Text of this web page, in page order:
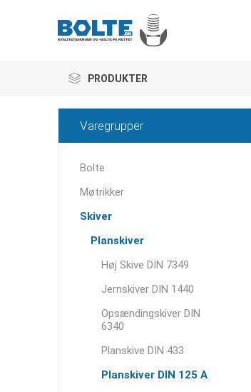
PRODUKTER
Varegrupper
Bolte
Møtrikker
Skiver
Planskiver
Høj Skive DIN 7349
Jernskiver DIN 1440
Opsændingskiver DIN
6340
Planskive DIN 433
Planskiver DIN 125 A